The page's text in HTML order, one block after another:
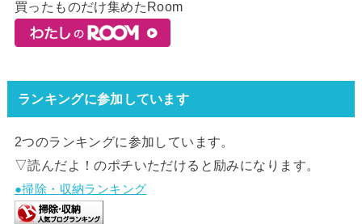
買ったものだけ集めたRoom
ランキングに参加しています
2つのランキングに参加しています。
▽読んだよ！のポチいただけると励みになります。
●掃除・収納ランキング